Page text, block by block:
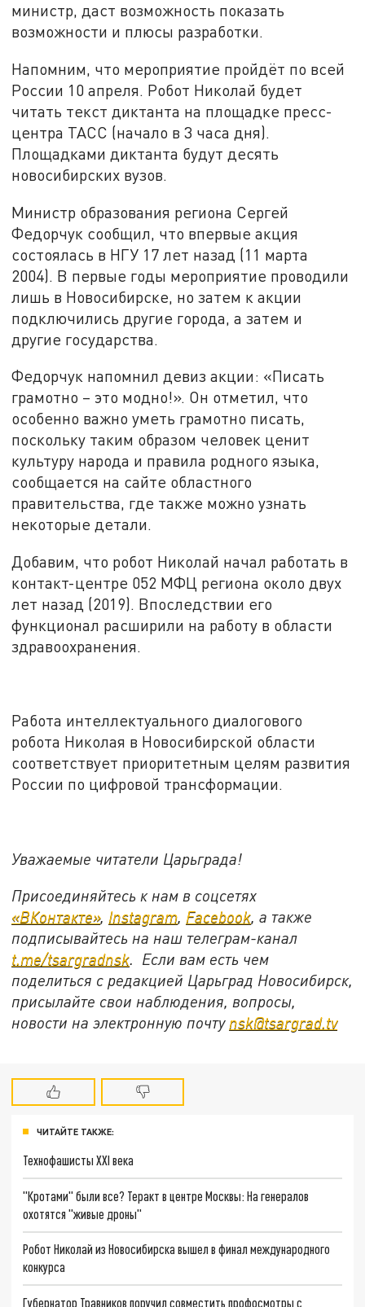
министр, даст возможность показать
возможности и плюсы разработки.
Напомним, что мероприятие пройдёт по всей
России 10 апреля. Робот Николай будет
читать текст диктанта на площадке пресс-
центра ТАСС (начало в 3 часа дня).
Площадками диктанта будут десять
новосибирских вузов.
Министр образования региона Сергей
Федорчук сообщил, что впервые акция
состоялась в НГУ 17 лет назад (11 марта
2004). В первые годы мероприятие проводили
лишь в Новосибирске, но затем к акции
подключились другие города, а затем и
другие государства.
Федорчук напомнил девиз акции: «Писать
грамотно – это модно!». Он отметил, что
особенно важно уметь грамотно писать,
поскольку таким образом человек ценит
культуру народа и правила родного языка,
сообщается на сайте областного
правительства, где также можно узнать
некоторые детали.
Добавим, что робот Николай начал работать в
контакт-центре 052 МФЦ региона около двух
лет назад (2019). Впоследствии его
функционал расширили на работу в области
здравоохранения.
Работа интеллектуального диалогового
робота Николая в Новосибирской области
соответствует приоритетным целям развития
России по цифровой трансформации.
Уважаемые читатели Царьграда!
Присоединяйтесь к нам в соцсетях
«ВКонтакте», Instagram, Facebook, а также
подписывайтесь на наш телеграм-канал
t.me/tsargradnsk. Если вам есть чем
поделиться с редакцией Царьград Новосибирск,
присылайте свои наблюдения, вопросы,
новости на электронную почту nsk@tsargrad.tv
ЧИТАЙТЕ ТАКЖЕ:
Технофашисты XXI века
"Кротами" были все? Теракт в центре Москвы: На генералов
охотятся "живые дроны"
Робот Николай из Новосибирска вышел в финал международного
конкурса
Губернатор Травников поручил совместить профосмотры с